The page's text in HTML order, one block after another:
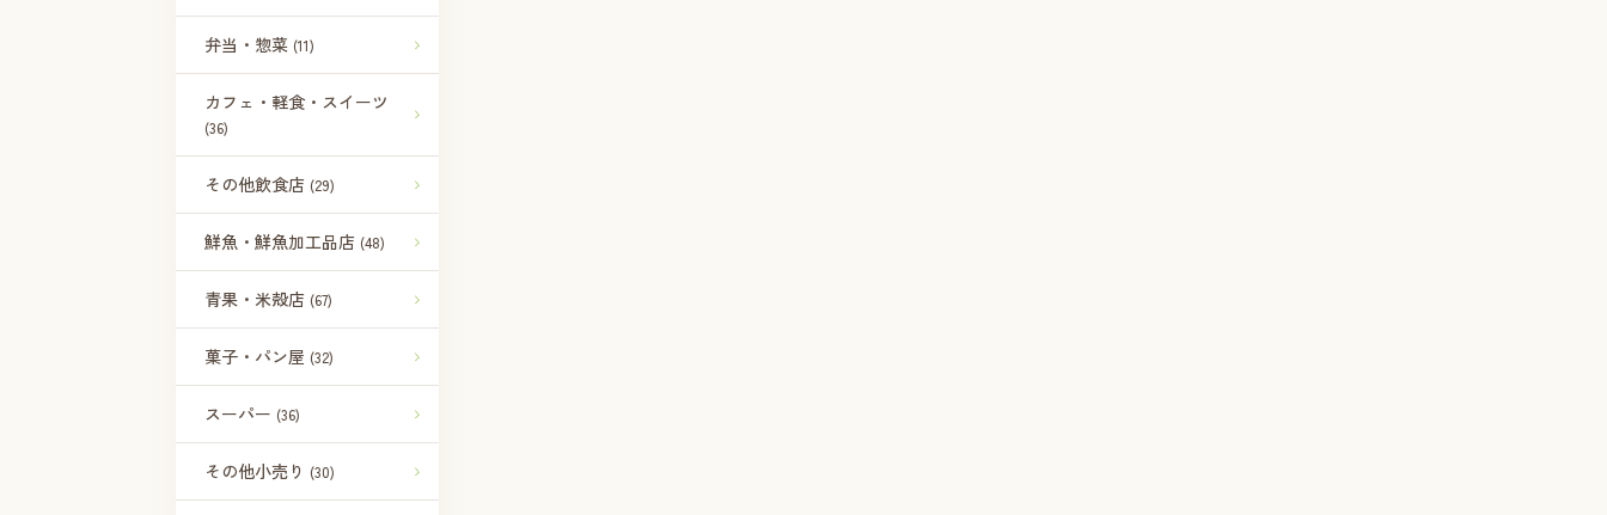
弁当・惣菜 (11)
カフェ・軽食・スイーツ
(36)
その他飲食店 (29)
鮮魚・鮮魚加工品店 (48)
青果・米殻店 (67)
菓子・パン屋 (32)
スーパー (36)
その他小売り (30)